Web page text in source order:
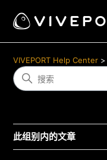
VIVEPORT Help Center
此组别内的文章